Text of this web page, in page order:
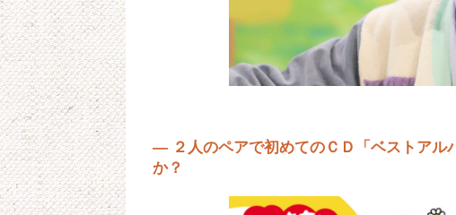
— ２人のペアで初めてのＣＤ「ベストアル
か？